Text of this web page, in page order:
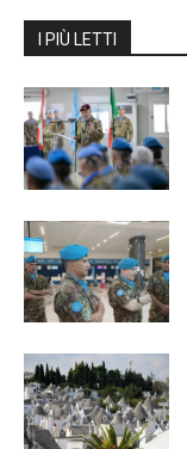
I PIÙ LETTI